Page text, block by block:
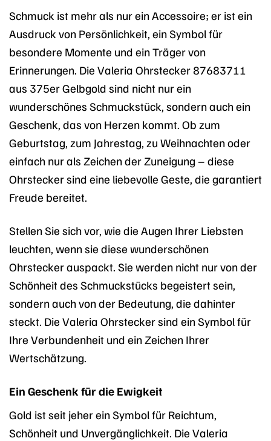
Schmuck ist mehr als nur ein Accessoire; er ist ein
Ausdruck von Persönlichkeit, ein Symbol für
besondere Momente und ein Träger von
Erinnerungen. Die Valeria Ohrstecker 87683711
aus 375er Gelbgold sind nicht nur ein
wunderschönes Schmuckstück, sondern auch ein
Geschenk, das von Herzen kommt. Ob zum
Geburtstag, zum Jahrestag, zu Weihnachten oder
einfach nur als Zeichen der Zuneigung – diese
Ohrstecker sind eine liebevolle Geste, die garantiert
Freude bereitet.
Stellen Sie sich vor, wie die Augen Ihrer Liebsten
leuchten, wenn sie diese wunderschönen
Ohrstecker auspackt. Sie werden nicht nur von der
Schönheit des Schmuckstücks begeistert sein,
sondern auch von der Bedeutung, die dahinter
steckt. Die Valeria Ohrstecker sind ein Symbol für
Ihre Verbundenheit und ein Zeichen Ihrer
Wertschätzung.
Ein Geschenk für die Ewigkeit
Gold ist seit jeher ein Symbol für Reichtum,
Schönheit und Unvergänglichkeit. Die Valeria